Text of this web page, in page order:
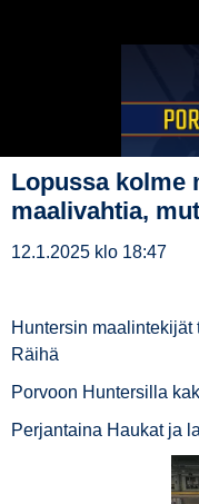
Lopussa kolme
maalivahtia,
12.1.2025 klo 18:47
Huntersin
Räihä
Porvoon Huntersilla
Perjantaina Haukat ja